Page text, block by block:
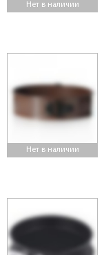
Нет в наличии
Нет в наличии